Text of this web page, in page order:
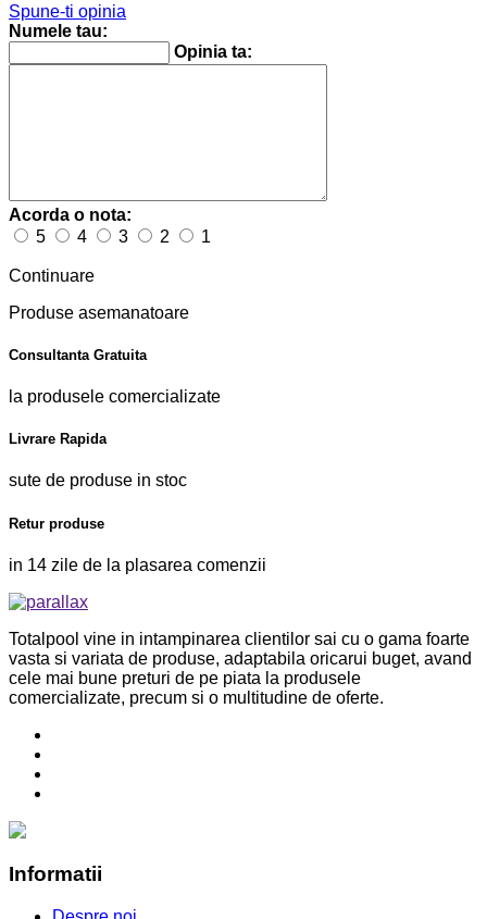
Spune-ti opinia
Numele tau:
Opinia ta:
Acorda o nota:
5
4 3 2 1
Continuare
Produse asemanatoare
Consultanta Gratuita
la produsele comercializate
Livrare Rapida
sute de produse in stoc
Retur produse
in 14 zile de la plasarea comenzii
Totalpool vine in intampinarea clientilor sai cu o gama foarte
vasta si variata de produse, adaptabila oricarui buget, avand
cele mai bune preturi de pe piata la produsele
comercializate, precum si o multitudine de oferte.
Informatii